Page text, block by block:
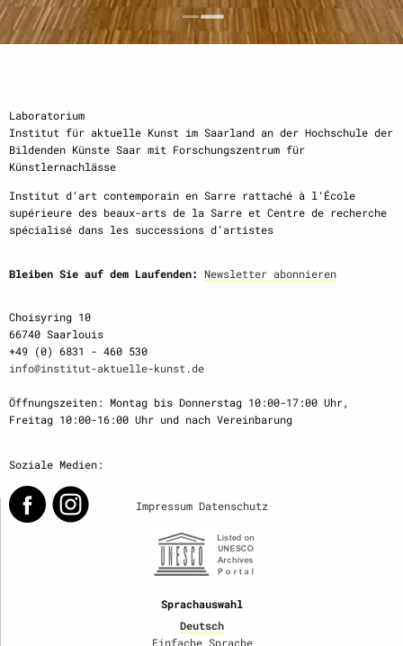
Laboratorium
Institut für aktuelle Kunst im Saarland an der Hochschule der
Bildenden Künste Saar mit Forschungszentrum für
Künstlernachlässe
Institut d‘art contemporain en Sarre rattaché à l‘École
supérieure des beaux-arts de la Sarre et Centre de recherche
spécialisé dans les successions d‘artistes
Bleiben Sie auf dem Laufenden: Newsletter abonnieren
Choisyring 10
66740 Saarlouis
+49 (0) 6831 - 460 530
info@institut-aktuelle-kunst.de
Öffnungszeiten: Montag bis Donnerstag 10:00-17:00 Uhr,
Freitag 10:00-16:00 Uhr und nach Vereinbarung
Soziale Medien:
Impressum Datenschutz
Sprachauswahl
Deutsch
Einfache Sprache